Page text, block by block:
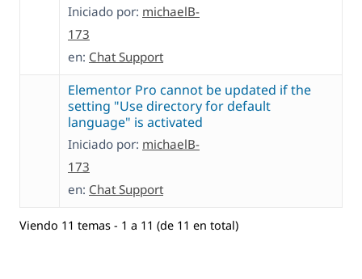
Iniciado por: michaelB-
173
en: Chat Support
Elementor Pro cannot be updated if the
setting "Use directory for default
language" is activated
Iniciado por: michaelB-
173
en: Chat Support
Viendo 11 temas - 1 a 11 (de 11 en total)